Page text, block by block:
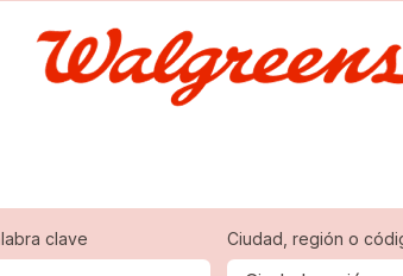
clave Ciudad, región o